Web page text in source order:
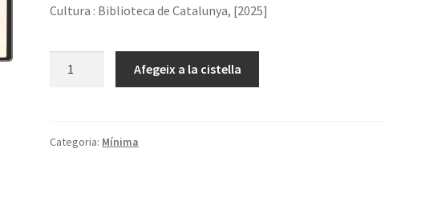
Cultura : Biblioteca de Catalunya, [2025]
de
Afegeix a la cistella
Categoria: Mínima